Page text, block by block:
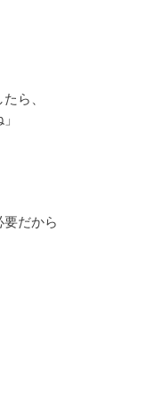
ら、
要だから